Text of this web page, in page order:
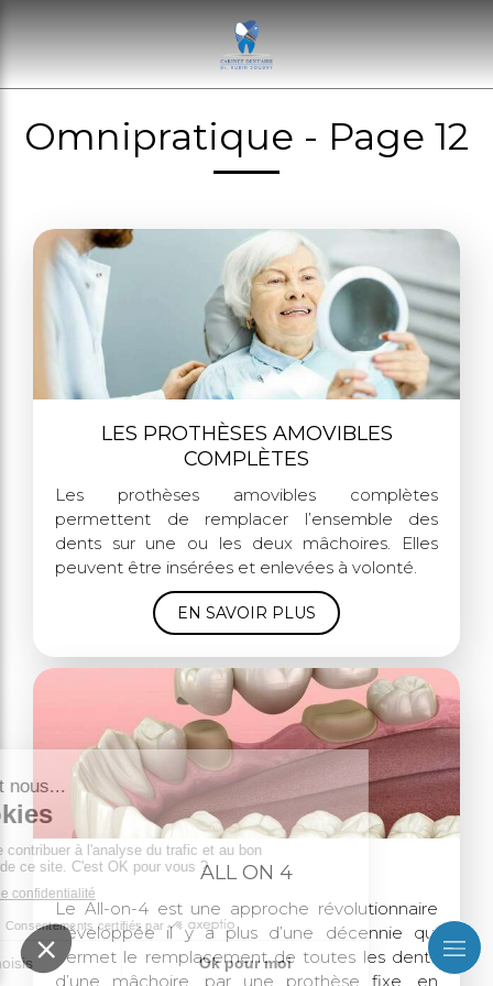
Omnipratique - Page 12
LES PROTHÈSES AMOVIBLES
COMPLÈTES
Les prothèses amovibles complètes
permettent de remplacer l’ensemble des
dents sur une ou les deux mâchoires. Elles
peuvent être insérées et enlevées à volonté.
EN SAVOIR PLUS
ALL ON 4
Le All-on-4 est une approche révolutionnaire
développée il y a plus d’une décennie qui
permet le remplacement de toutes les dents
d’une mâchoire, par une prothèse fixe, en